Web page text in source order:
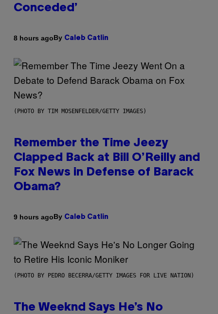
Conceded’
8 hours agoBy Caleb Catlin
(PHOTO BY TIM MOSENFELDER/GETTY IMAGES)
Remember the Time Jeezy
Clapped Back at Bill O’Reilly and
Fox News in Defense of Barack
Obama?
9 hours agoBy Caleb Catlin
(PHOTO BY PEDRO BECERRA/GETTY IMAGES FOR LIVE NATION)
The Weeknd Says He’s No